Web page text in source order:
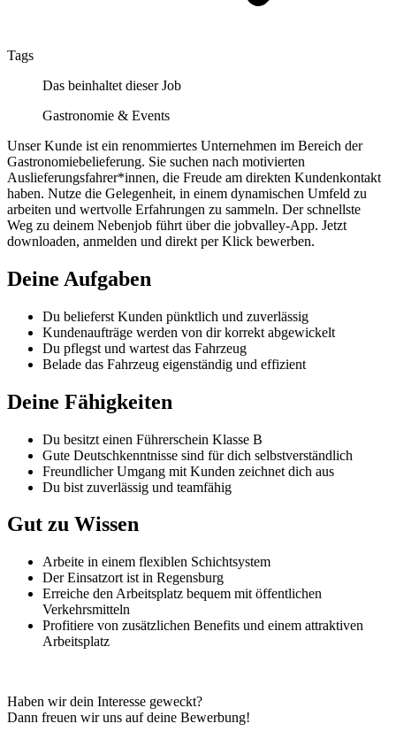
Tags
Das beinhaltet dieser Job
Gastronomie & Events
Unser Kunde ist ein renommiertes Unternehmen im Bereich der
Gastronomiebelieferung. Sie suchen nach motivierten
Auslieferungsfahrer*innen, die Freude am direkten Kundenkontakt
haben. Nutze die Gelegenheit, in einem dynamischen Umfeld zu
arbeiten und wertvolle Erfahrungen zu sammeln. Der schnellste
Weg zu deinem Nebenjob führt über die jobvalley-App. Jetzt
downloaden, anmelden und direkt per Klick bewerben.
Deine Aufgaben
Du belieferst Kunden pünktlich und zuverlässig
Kundenaufträge werden von dir korrekt abgewickelt
Du pflegst und wartest das Fahrzeug
Belade das Fahrzeug eigenständig und effizient
Deine Fähigkeiten
Du besitzt einen Führerschein Klasse B
Gute Deutschkenntnisse sind für dich selbstverständlich
Freundlicher Umgang mit Kunden zeichnet dich aus
Du bist zuverlässig und teamfähig
Gut zu Wissen
Arbeite in einem flexiblen Schichtsystem
Der Einsatzort ist in Regensburg
Erreiche den Arbeitsplatz bequem mit öffentlichen
Verkehrsmitteln
Profitiere von zusätzlichen Benefits und einem attraktiven
Arbeitsplatz
Haben wir dein Interesse geweckt?
Dann freuen wir uns auf deine Bewerbung!